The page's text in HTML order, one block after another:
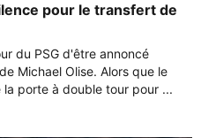
pour le transfert de
du PSG d'être annoncé
Michael Olise. Alors que le
porte à double tour pour ...